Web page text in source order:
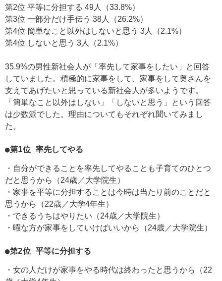
第2位 平等に分担する 49人（33.8%）
第3位 一部分だけ手伝う 38人（26.2%）
第4位 簡単なこと以外はしないと思う 3人（2.1%）
第4位 しないと思う 3人（2.1%）
35.9%の男性新社会人が「率先して家事をしたい」と回答
していました。積極的に家事をして、家事をして奥さんを
支えてあげたいと思っている新社会人が多いようです。
「簡単なこと以外はしない」「しないと思う」という回答
は少数派でした。理由についてもそれぞれ聞いてみまし
た。
●第1位 率先してやる
・自分ができることを率先してやることも子育てのひとつ
だと思うから（24歳／大学院生）
・家事を平等に分担することは今時は当たり前のことだと
思うから（22歳／大学4年生）
・できるうちはやりたい（24歳／大学院生）
・暇な方が家事をしていけばいいから（24歳／大学院生）
●第2位 平等に分担する
・女の人だけが家事をやる時代は終わったと思うから（22